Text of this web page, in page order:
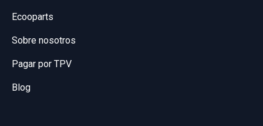
Ecooparts
Sobre nosotros
Pagar por TPV
Blog